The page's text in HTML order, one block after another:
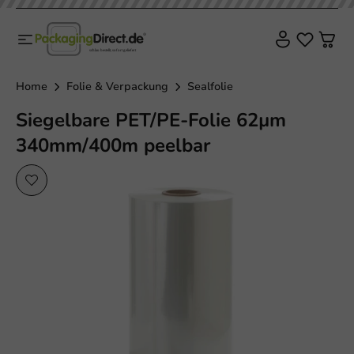
Home Folie & Verpackung Sealfolie
Siegelbare PET/PE-Folie 62µm
340mm/400m peelbar